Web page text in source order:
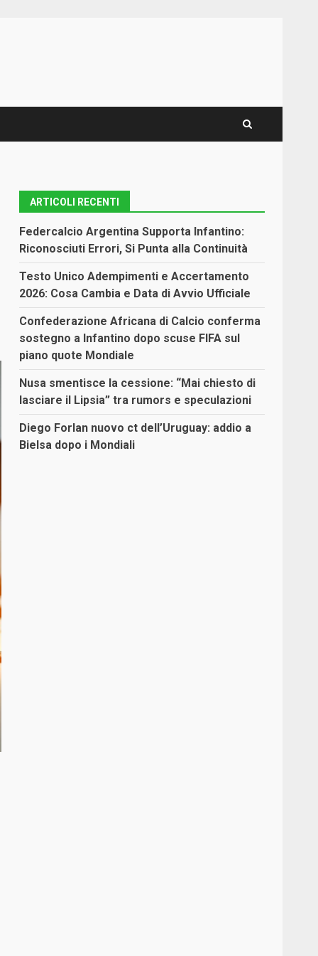
ARTICOLI RECENTI
Federcalcio Argentina Supporta Infantino:
Riconosciuti Errori, Si Punta alla Continuità
Testo Unico Adempimenti e Accertamento
2026: Cosa Cambia e Data di Avvio Ufficiale
Confederazione Africana di Calcio conferma
sostegno a Infantino dopo scuse FIFA sul
piano quote Mondiale
Nusa smentisce la cessione: “Mai chiesto di
lasciare il Lipsia” tra rumors e speculazioni
Diego Forlan nuovo ct dell’Uruguay: addio a
Bielsa dopo i Mondiali